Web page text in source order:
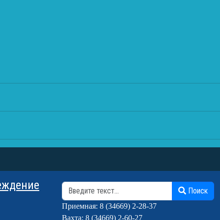
Поиск Поиск
Приемная: 8 (34669) 2-28-37
Вахта: 8 (34669) 2-60-27